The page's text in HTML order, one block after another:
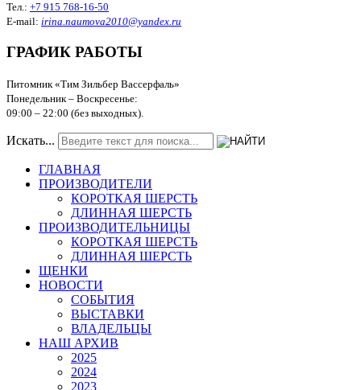
Тел.: +7 915 768-16-50
E-mail: irina.naumova2010@yandex.ru
ГРАФИК РАБОТЫ
Питомник «Тим Зильбер Вассерфаль»
Понедельник – Воскресенье:
09:00 – 22:00 (без выходных).
Искать...
ГЛАВНАЯ
ПРОИЗВОДИТЕЛИ
КОРОТКАЯ ШЕРСТЬ
ДЛИННАЯ ШЕРСТЬ
ПРОИЗВОДИТЕЛЬНИЦЫ
КОРОТКАЯ ШЕРСТЬ
ДЛИННАЯ ШЕРСТЬ
ЩЕНКИ
НОВОСТИ
СОБЫТИЯ
ВЫСТАВКИ
ВЛАДЕЛЬЦЫ
НАШ АРХИВ
2025
2024
2023